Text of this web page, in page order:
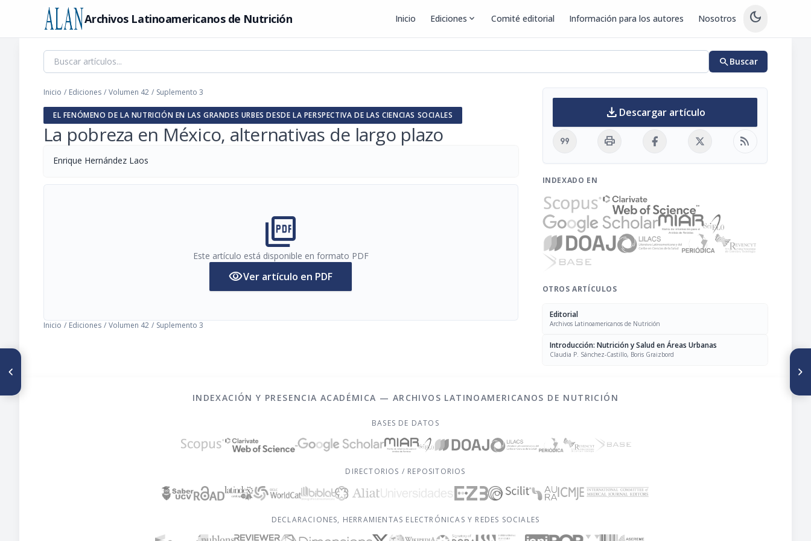
Archivos Latinoamericanos de Nutrición Inicio Ediciones expand_more Comité editorial Información para los autores Nosotros dark_mode
searchBuscar
Inicio / Ediciones / Volumen 42 / Suplemento 3
EL FENÓMENO DE LA NUTRICIÓN EN LAS GRANDES URBES DESDE LA PERSPECTIVA DE LAS CIENCIAS SOCIALES
La pobreza en México, alternativas de largo plazo
Enrique Hernández Laos
picture_as_pdf
Este artículo está disponible en formato PDF
visibilityVer artículo en PDF
Inicio / Ediciones / Volumen 42 / Suplemento 3
download Descargar artículo
format_quote print rss_feed
INDEXADO EN
OTROS ARTÍCULOS
Editorial
Archivos Latinoamericanos de Nutrición
Introducción: Nutrición y Salud en Áreas Urbanas
Claudia P. Sánchez-Castillo, Boris Graizbord
INDEXACIÓN Y PRESENCIA ACADÉMICA — ARCHIVOS LATINOAMERICANOS DE NUTRICIÓN
BASES DE DATOS
DIRECTORIOS / REPOSITORIOS
DECLARACIONES, HERRAMIENTAS ELECTRÓNICAS Y REDES SOCIALES